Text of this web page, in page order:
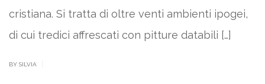
cristiana. Si tratta di oltre venti ambienti ipogei,
di cui tredici affrescati con pitture databili […]
BY SILVIA